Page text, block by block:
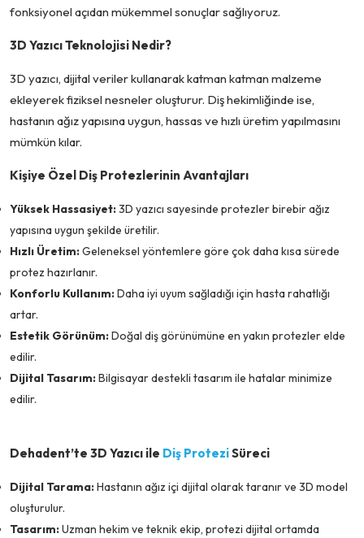
fonksiyonel açıdan mükemmel sonuçlar sağlıyoruz.
3D Yazıcı Teknolojisi Nedir?
3D yazıcı, dijital veriler kullanarak katman katman malzeme
ekleyerek fiziksel nesneler oluşturur. Diş hekimliğinde ise,
hastanın ağız yapısına uygun, hassas ve hızlı üretim yapılmasını
mümkün kılar.
Kişiye Özel Diş Protezlerinin Avantajları
Yüksek Hassasiyet:3D yazıcı sayesinde protezler birebir ağız
yapısına uygun şekilde üretilir.
Hızlı Üretim:Geleneksel yöntemlere göre çok daha kısa sürede
protez hazırlanır.
Konforlu Kullanım:Daha iyi uyum sağladığı için hasta rahatlığı
artar.
Estetik Görünüm:Doğal diş görünümüne en yakın protezler elde
edilir.
Dijital Tasarım:Bilgisayar destekli tasarım ile hatalar minimize
edilir.
Dehadent’te 3D Yazıcı ile Diş ProteziSüreci
Dijital Tarama:Hastanın ağız içi dijital olarak taranır ve 3D model
oluşturulur.
Tasarım:Uzman hekim ve teknik ekip, protezi dijital ortamda